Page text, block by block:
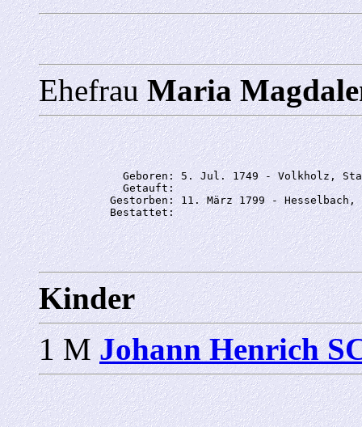
EhefrauMaria
Geboren: 5. Jul. 1749 - Volkholz,
             Getauft:
Gestorben: 11. März 1799 -
Kinder
1 MJohann Henrich